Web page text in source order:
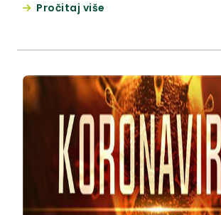
Pročitaj više